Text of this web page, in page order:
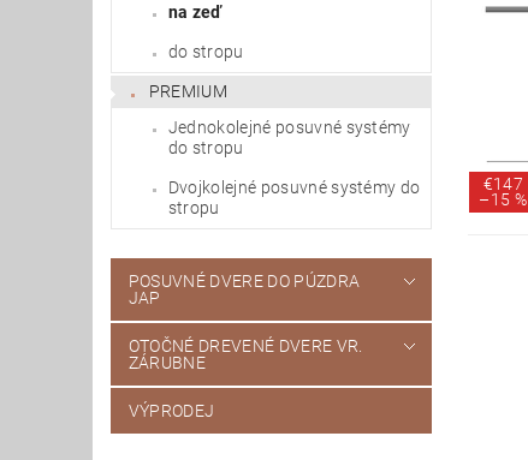
na zeď
do stropu
PREMIUM
Jednokolejné posuvné systémy
do stropu
Dvojkolejné posuvné systémy do
stropu
POSUVNÉ DVERE DO PÚZDRA
JAP
OTOČNÉ DREVENÉ DVERE VR.
ZÁRUBNE
VÝPRODEJ
€147
–15 %